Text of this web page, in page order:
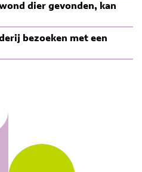
dier gevonden, kan
bezoeken met een